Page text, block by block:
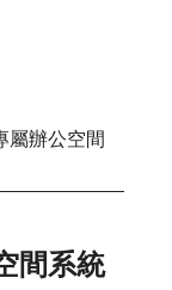
屬辦公空間
間系統